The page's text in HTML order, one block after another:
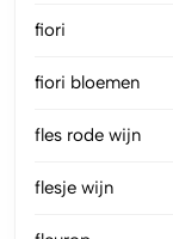
fiori
fiori bloemen
fles rode wijn
flesje wijn